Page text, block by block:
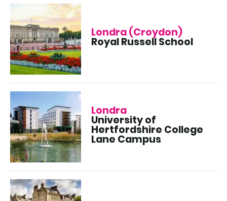
Londra (Croydon)
Royal Russell School
Londra
University of
Hertfordshire College
Lane Campus